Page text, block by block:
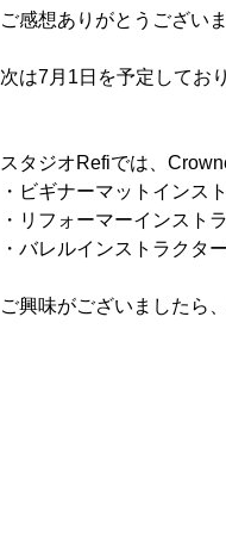
ご感想ありがとうございま
次は7月1日を予定してお
スタジオRefiでは、
・ビギナーマットインス
・リフォーマーインスト
・バレルインストラクタ
ご興味がございましたら